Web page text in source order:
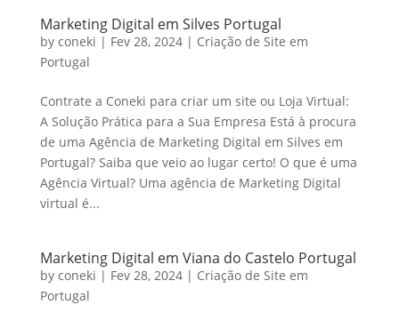
Marketing Digital em Silves Portugal
by coneki | Fev 28, 2024| Criação de Site em
Portugal
Contrate a Coneki para criar um site ou Loja Virtual:
A Solução Prática para a Sua Empresa Está à procura
de uma Agência de Marketing Digital em Silves em
Portugal? Saiba que veio ao lugar certo! O que é uma
Agência Virtual? Uma agência de Marketing Digital
virtual é...
Marketing Digital em Viana do Castelo Portugal
by coneki | Fev 28, 2024| Criação de Site em
Portugal